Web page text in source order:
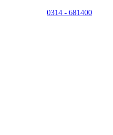
0314 - 681400